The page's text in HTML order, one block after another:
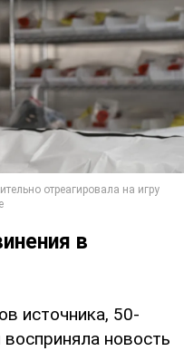
в
источника, 50-
новость